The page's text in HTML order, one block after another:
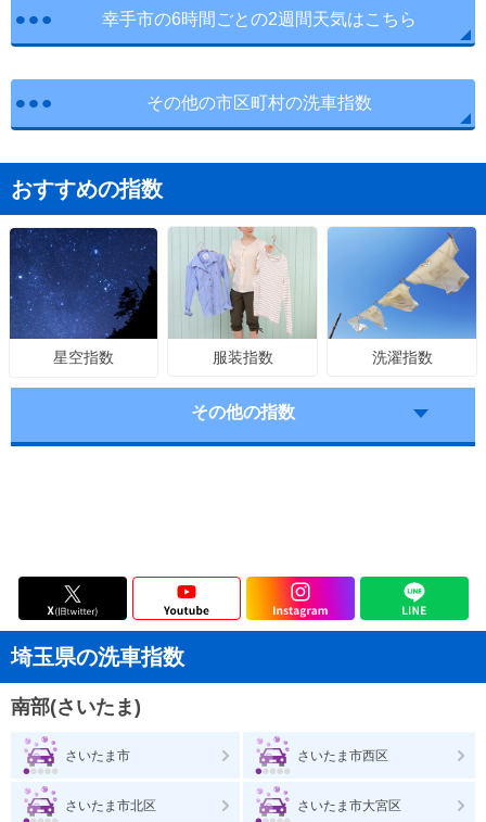
幸手市の6時間ごとの2週間天気はこちら
その他の市区町村の洗車指数
おすすめの指数
星空指数 服装指数 洗濯指数
その他の指数
埼玉県の洗車指数
南部(さいたま)
さいたま市 さいたま市西区
さいたま市北区 さいたま市大宮区